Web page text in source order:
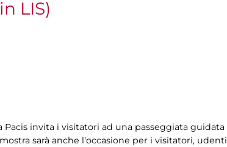
LIS)
Pacis invita i visitatori ad una passeggiata guidata
sarà anche l'occasione per i visitatori, udenti